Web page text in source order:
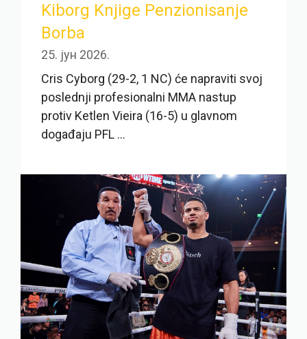
Kiborg Knjige Penzionisanje
Borba
25. јун 2026.
Cris Cyborg (29-2, 1 NC) će napraviti svoj
poslednji profesionalni MMA nastup
protiv Ketlen Vieira (16-5) u glavnom
događaju PFL ...